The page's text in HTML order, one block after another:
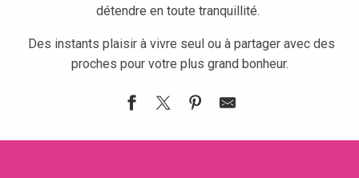
détendre en toute tranquillité.
Des instants plaisir à vivre seul ou à partager avec des
proches pour votre plus grand bonheur.